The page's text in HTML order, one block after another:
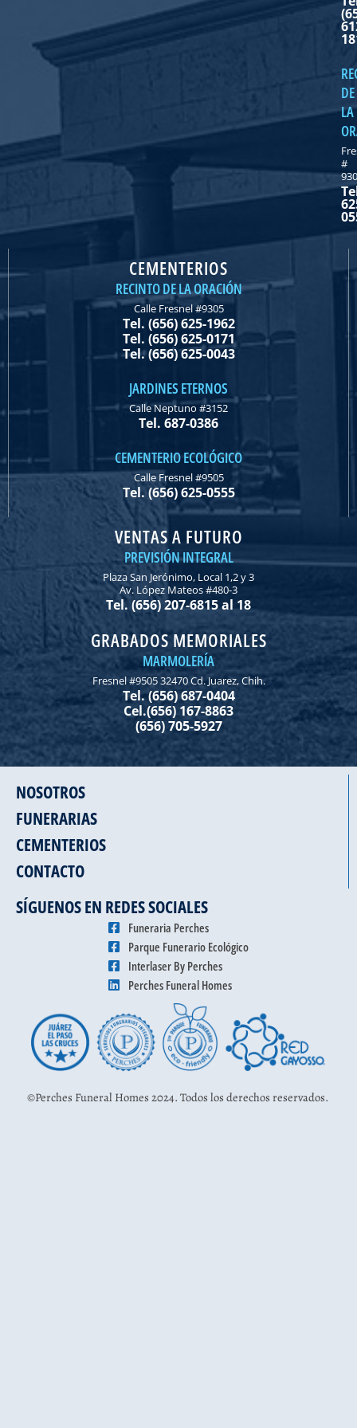
DE
LA
#
CEMENTERIOS
RECINTO DE LA ORACIÓN
Calle Fresnel #9305
Tel. (656) 625-1962
Tel. (656) 625-0171
Tel. (656) 625-0043
JARDINES ETERNOS
Calle Neptuno #3152
Tel. 687-0386
CEMENTERIO ECOLÓGICO
Calle Fresnel #9505
Tel. (656) 625-0555
VENTAS A FUTURO
PREVISIÓN INTEGRAL
Plaza San Jerónimo, Local 1,2 y 3
Av. López Mateos #480-3
Tel. (656) 207-6815 al 18
GRABADOS MEMORIALES
MARMOLERÍA
Fresnel #9505 32470 Cd. Juarez, Chih.
Tel. (656) 687-0404
Cel.(656) 167-8863
(656) 705-5927
NOSOTROS
FUNERARIAS
CEMENTERIOS
CONTACTO
SÍGUENOS EN REDES SOCIALES
Funeraria Perches
Parque Funerario Ecológico
Interlaser By Perches
Perches Funeral Homes
©Perches Funeral Homes 2024. Todos los derechos reservados.